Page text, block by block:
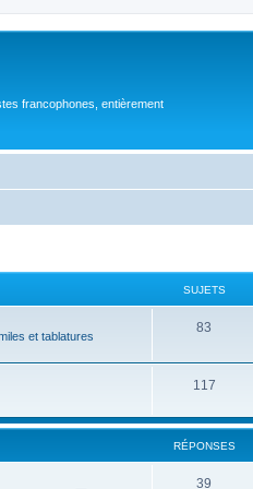
francophones, entièrement
SUJETS
et tablatures
83
j
t
117S
j
RÉPONSES
39